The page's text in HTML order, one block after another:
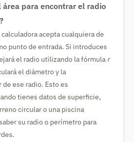
área para encontrar el radio
acepta cualquiera de
punto de entrada. Si introduces
el radio utilizando la fórmula r
el diámetro y la
ese radio. Esto es
tienes datos de superficie,
circular o una piscina
su radio o perímetro para